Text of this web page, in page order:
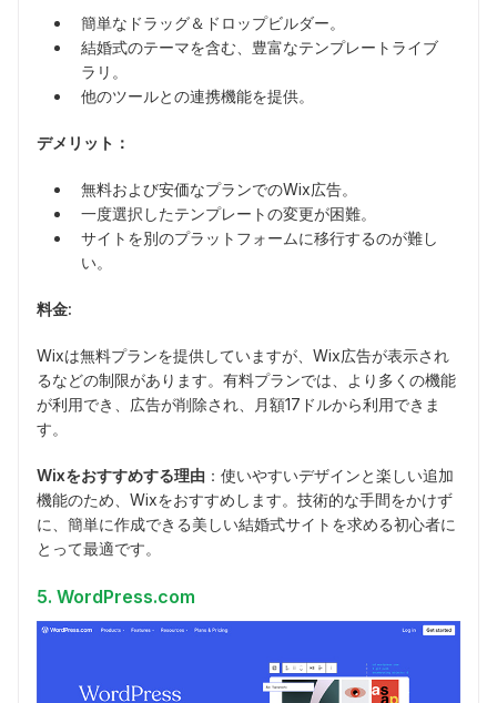
簡単なドラッグ＆ドロップビルダー。
結婚式のテーマを含む、豊富なテンプレートライブ
ラリ。
他のツールとの連携機能を提供。
デメリット：
無料および安価なプランでのWix広告。
一度選択したテンプレートの変更が困難。
サイトを別のプラットフォームに移行するのが難し
い。
料金:
Wixは無料プランを提供していますが、Wix広告が表示され
るなどの制限があります。有料プランでは、より多くの機能
が利用でき、広告が削除され、月額17ドルから利用できま
す。
Wixをおすすめする理由 ：使いやすいデザインと楽しい追加
機能のため、Wixをおすすめします。技術的な手間をかけず
に、簡単に作成できる美しい結婚式サイトを求める初心者に
とって最適です。
5. WordPress.com